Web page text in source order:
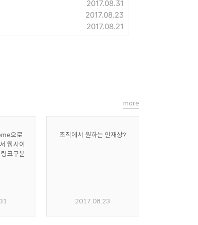
2017.08.31
2017.08.23
2017.08.21
으로
웹사이
크구분
조직에서 원하는 인재상?
2017.08.23
more